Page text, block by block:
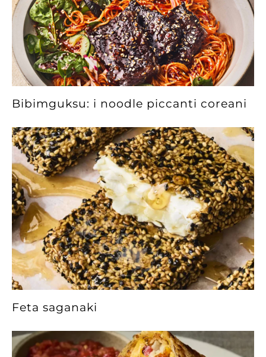
Bibimguksu: i noodle piccanti coreani
Feta saganaki